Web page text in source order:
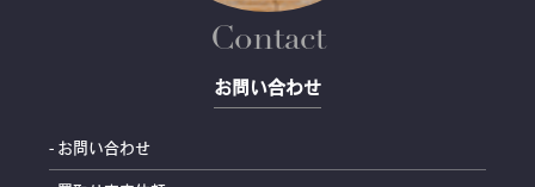
Contact
お問い合わせ
- お問い合わせ